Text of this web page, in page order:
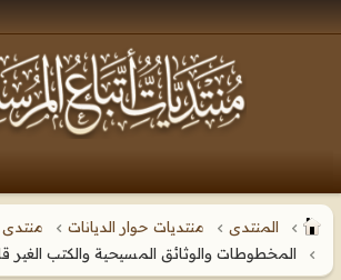
المنتدى منتديات حوار الديانات
منتدى
المخطوطات والوثائق المسيحية والكتب الغير